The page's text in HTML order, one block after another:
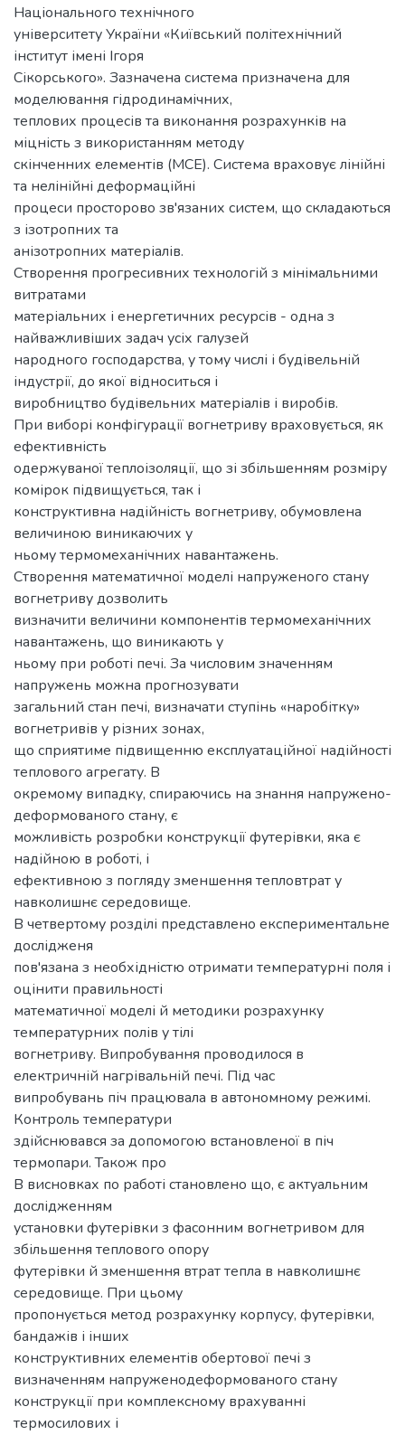
Національного технічного
університету України «Київський політехнічний
інститут імені Ігоря
Сікорського». Зазначена система призначена для
моделювання гідродинамічних,
теплових процесів та виконання розрахунків на
міцність з використанням методу
скінченних елементів (МСЕ). Система враховує лінійні
та нелінійні деформаційні
процеси просторово зв'язаних систем, що складаються
з ізотропних та
анізотропних матеріалів.
Створення прогресивних технологій з мінімальними
витратами
матеріальних і енергетичних ресурсів - одна з
найважливіших задач усіх галузей
народного господарства, у тому числі і будівельній
індустрії, до якої відноситься і
виробництво будівельних матеріалів і виробів.
При виборі конфігурації вогнетриву враховується, як
ефективність
одержуваної теплоізоляції, що зі збільшенням розміру
комірок підвищується, так і
конструктивна надійність вогнетриву, обумовлена
величиною виникаючих у
ньому термомеханічних навантажень.
Створення математичної моделі напруженого стану
вогнетриву дозволить
визначити величини компонентів термомеханічних
навантажень, що виникають у
ньому при роботі печі. За числовим значенням
напружень можна прогнозувати
загальний стан печі, визначати ступінь «наробітку»
вогнетривів у різних зонах,
що сприятиме підвищенню експлуатаційної надійності
теплового агрегату. В
окремому випадку, спираючись на знання напружено-
деформованого стану, є
можливість розробки конструкції футерівки, яка є
надійною в роботі, і
ефективною з погляду зменшення тепловтрат у
навколишнє середовище.
В четвертому розділі представлено експериментальне
дослідженя
пов'язана з необхідністю отримати температурні поля і
оцінити правильності
математичної моделі й методики розрахунку
температурних полів у тілі
вогнетриву. Випробування проводилося в
електричній нагрівальній печі. Під час
випробувань піч працювала в автономному режимі.
Контроль температури
здійснювався за допомогою встановленої в піч
термопари. Також про
В висновках по работі становлено що, є актуальним
дослідженням
установки футерівки з фасонним вогнетривом для
збільшення теплового опору
футерівки й зменшення втрат тепла в навколишнє
середовище. При цьому
пропонується метод розрахунку корпусу, футерівки,
бандажів і інших
конструктивних елементів обертової печі з
визначенням напруженодеформованого стану
конструкції при комплексному врахуванні
термосилових і